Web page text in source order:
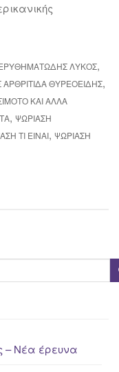
ΛΎΚΟΣ,
ΘΥΡΕΟΕΙΔΉΣ,
ΚΑΙ ΆΛΛΑ
, ΨΩΡΊΑΣΗ
ΤΙ ΕΙΝΑΙ, ΨΩΡΊΑΣΗ
– Νέα έρευνα